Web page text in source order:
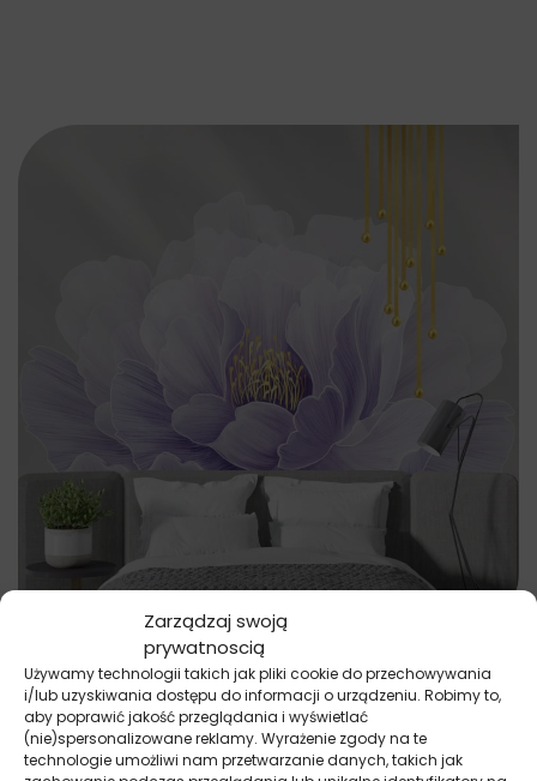
Zarządzaj swoją
prywatnoscią
Używamy technologii takich jak pliki cookie do przechowywania
i/lub uzyskiwania dostępu do informacji o urządzeniu. Robimy to,
aby poprawić jakość przeglądania i wyświetlać
(nie)spersonalizowane reklamy. Wyrażenie zgody na te
technologie umożliwi nam przetwarzanie danych, takich jak
Złote Kulki i Kwiat
69.91zł 52.43zł
Najniższa cena promocyjna z ostatnich 30 dni:52.43 zł.